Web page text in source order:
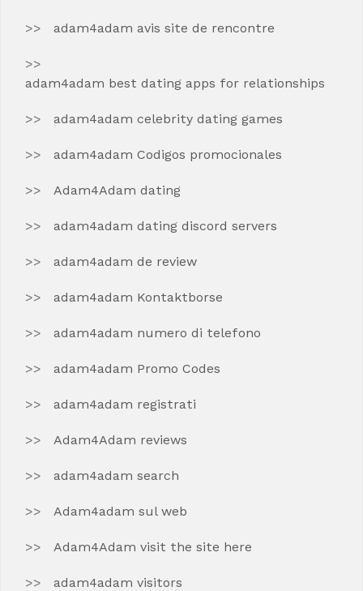
adam4adam avis site de rencontre
adam4adam best dating apps for relationships
adam4adam celebrity dating games
adam4adam Codigos promocionales
Adam4Adam dating
adam4adam dating discord servers
adam4adam de review
adam4adam Kontaktborse
adam4adam numero di telefono
adam4adam Promo Codes
adam4adam registrati
Adam4Adam reviews
adam4adam search
Adam4adam sul web
Adam4Adam visit the site here
adam4adam visitors